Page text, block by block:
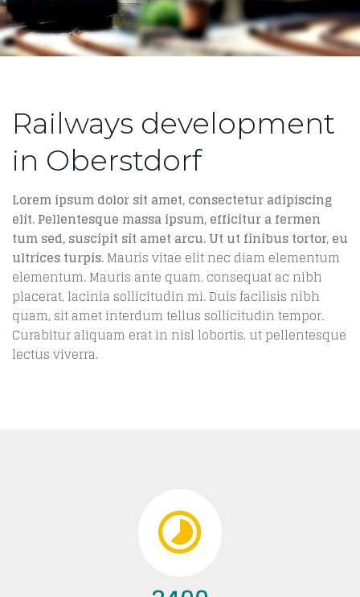
Railways development
in Oberstdorf
Lorem ipsum dolor sit amet, consectetur adipiscing
elit. Pellentesque massa ipsum, efficitur a fermen
tum sed, suscipit sit amet arcu. Ut ut finibus tortor, eu
ultrices turpis.Mauris vitae elit nec diam elementum
elementum. Mauris ante quam, consequat ac nibh
placerat, lacinia sollicitudin mi. Duis facilisis nibh
quam, sit amet interdum tellus sollicitudin tempor.
Curabitur aliquam erat in nisl lobortis, ut pellentesque
lectus viverra.